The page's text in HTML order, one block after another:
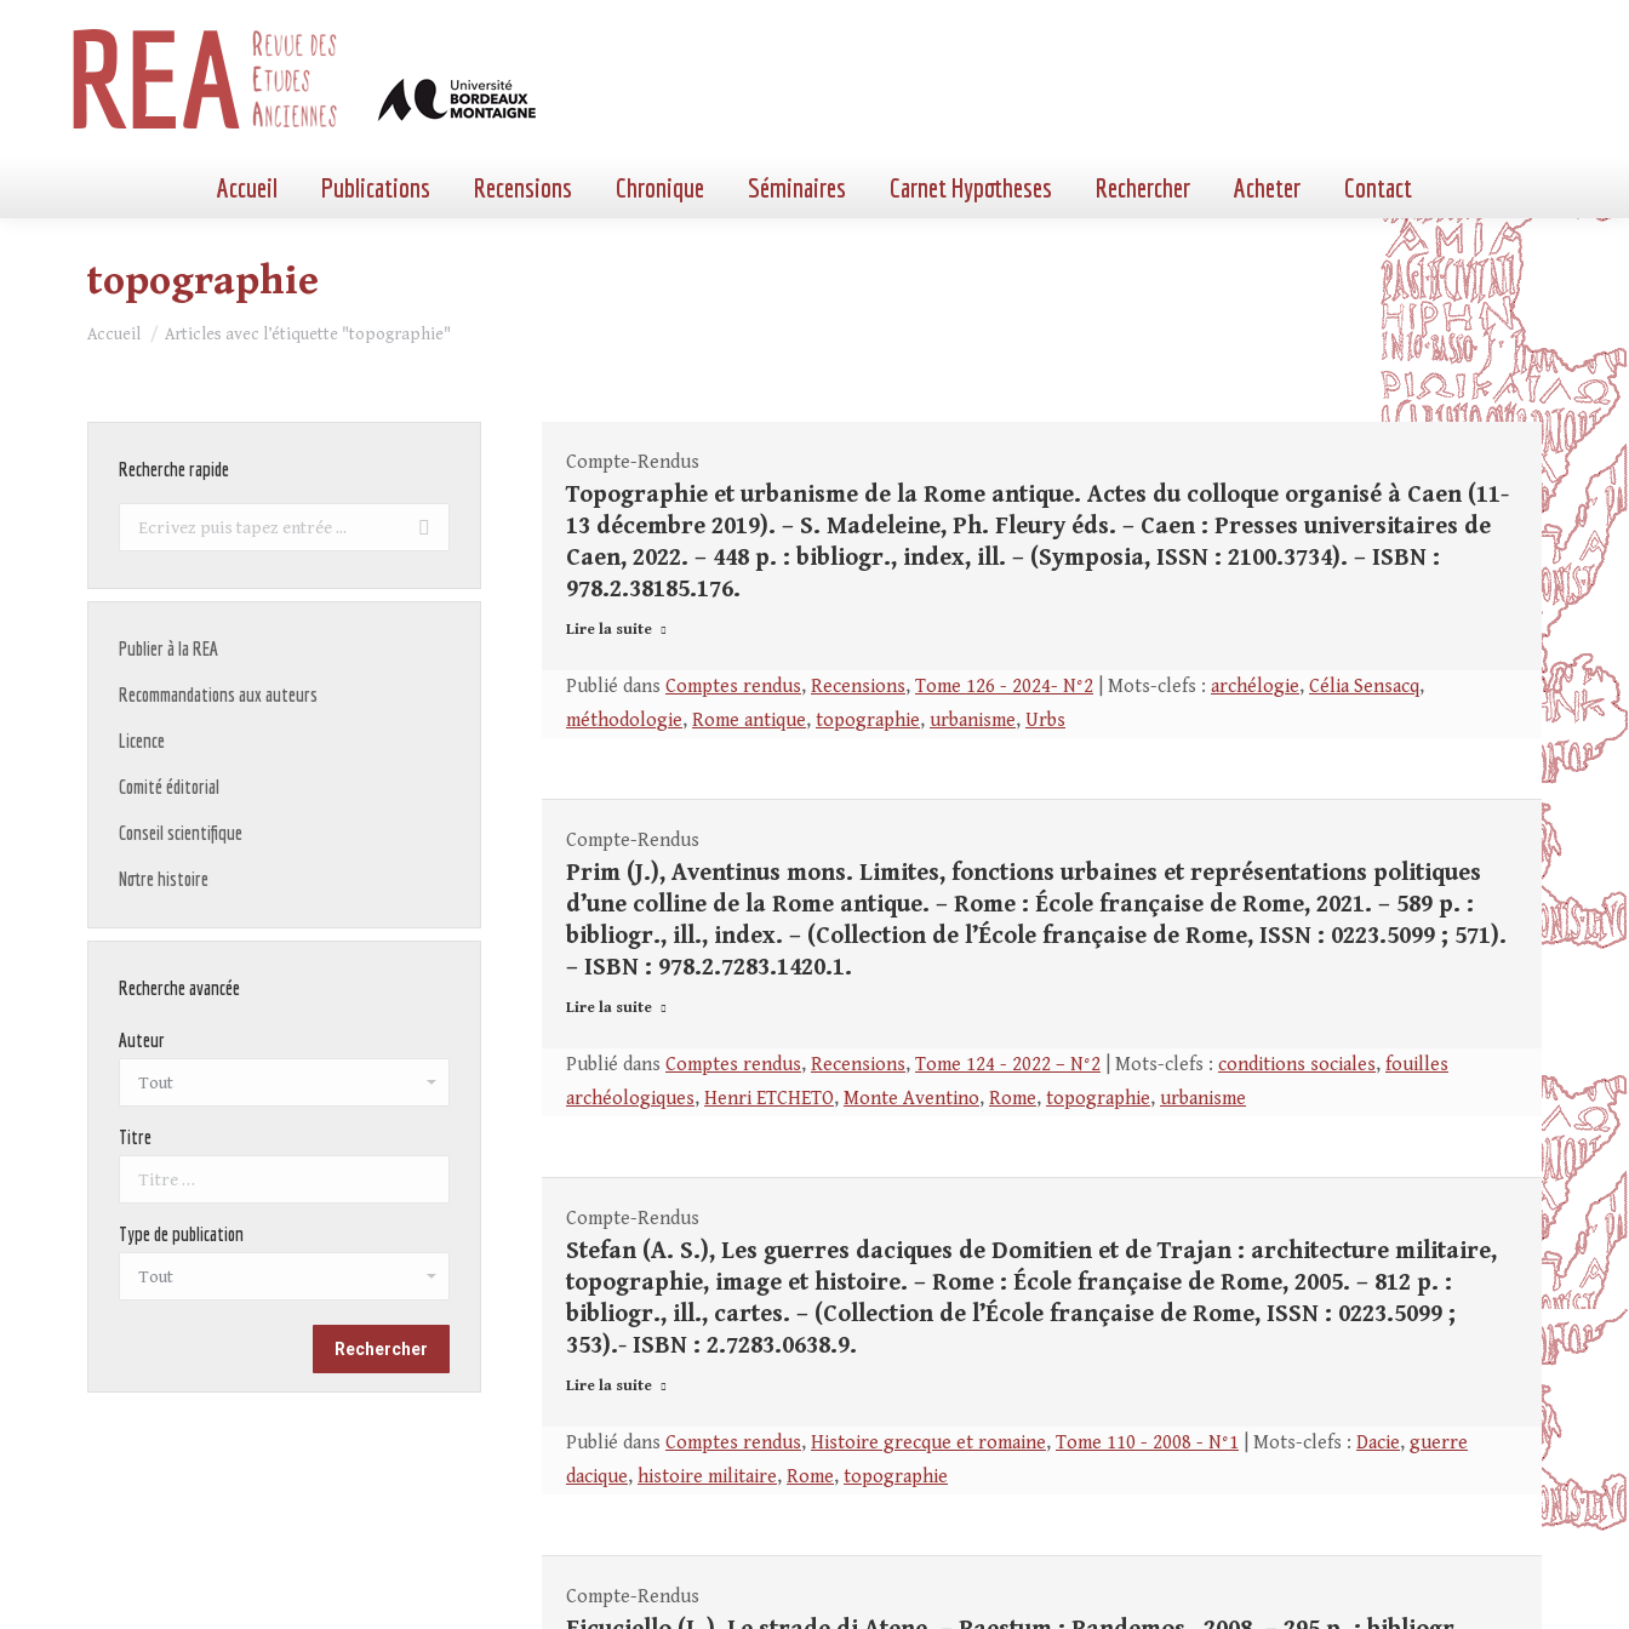
Accueil Publications Recensions Chronique Séminaires Carnet Hypotheses Rechercher Acheter Contact
topographie
Vous êtes ici :
Accueil Articles avec l’étiquette "topographie"
Compte-Rendus
Topographie et urbanisme de la Rome antique. Actes du colloque organisé à Caen (11-
13 décembre 2019). – S. Madeleine, Ph. Fleury éds. – Caen : Presses universitaires de
Caen, 2022. – 448 p. : bibliogr., index, ill. – (Symposia, ISSN : 2100.3734). – ISBN :
978.2.38185.176.
Lire la suite
Publié dans Comptes rendus, Recensions, Tome 126 - 2024- N°2 | Mots-clefs : archélogie, Célia Sensacq,
méthodologie, Rome antique, topographie, urbanisme, Urbs
Compte-Rendus
Prim (J.), Aventinus mons. Limites, fonctions urbaines et représentations politiques
d’une colline de la Rome antique. – Rome : École française de Rome, 2021. – 589 p. :
bibliogr., ill., index. – (Collection de l’École française de Rome, ISSN : 0223.5099 ; 571).
– ISBN : 978.2.7283.1420.1.
Lire la suite
Publié dans Comptes rendus, Recensions, Tome 124 - 2022 – N°2 | Mots-clefs : conditions sociales, fouilles
archéologiques, Henri ETCHETO, Monte Aventino, Rome, topographie, urbanisme
Compte-Rendus
Stefan (A. S.), Les guerres daciques de Domitien et de Trajan : architecture militaire,
topographie, image et histoire. – Rome : École française de Rome, 2005. – 812 p. :
bibliogr., ill., cartes. – (Collection de l’École française de Rome, ISSN : 0223.5099 ;
353).- ISBN : 2.7283.0638.9.
Lire la suite
Publié dans Comptes rendus, Histoire grecque et romaine, Tome 110 - 2008 - N°1 | Mots-clefs : Dacie, guerre
dacique, histoire militaire, Rome, topographie
Compte-Rendus
Recherche rapide
Recherche
Publier à la REA
Recommandations aux auteurs
Licence
Comité éditorial
Conseil scientifique
Notre histoire
Recherche avancée
Auteur
Titre
Type de publication